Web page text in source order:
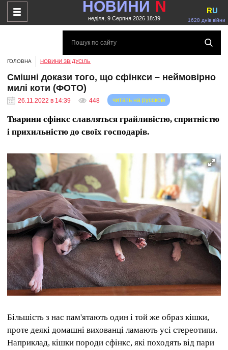
НОВИНИ N
неділя, 9 Серпня 2026 18:39 1628 днів війни
RU
ГОЛОВНА НОВИНИ ЗВІДУСІЛЬ
Смішні докази того, що сфінкси – неймовірно
милі коти (ФОТО)
26.11.2022 в 14:39 448 читать на русском
Тварини сфінкс славляться грайливістю, спритністю
і прихильністю до своїх господарів.
Більшість з нас пам'ятають один і той же образ кішки,
проте деякі домашні вихованці ламають усі стереотипи.
Наприклад, кішки породи сфінкс, які походять від пари